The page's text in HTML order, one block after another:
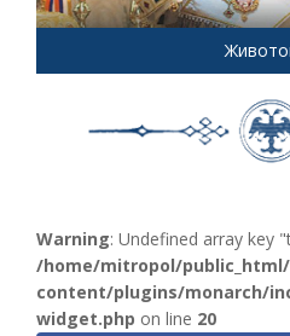
Warning: Undefined array key
/home/mitropol/
content/plugins/monarch/
widget.php on line 20